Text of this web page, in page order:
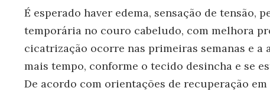
É esperado haver edema, sensação de tensão,
temporária no couro cabeludo, com melhora
cicatrização ocorre nas primeiras semanas e
mais tempo, conforme o tecido desincha e se
De acordo com orientações de recuperação